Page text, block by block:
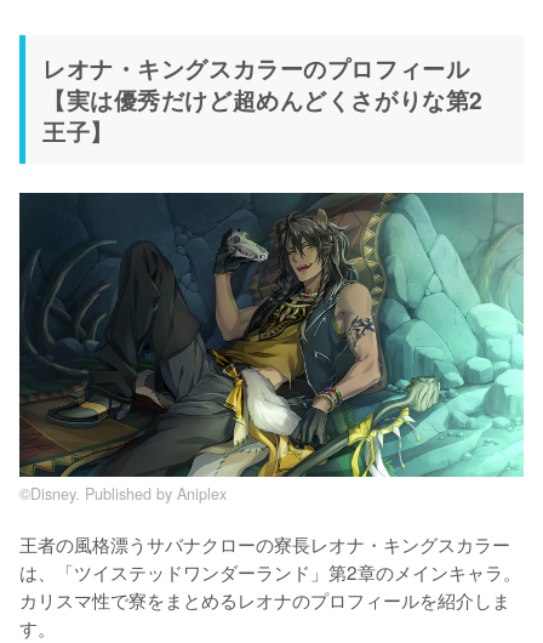
レオナ・キングスカラーのプロフィール
【実は優秀だけど超めんどくさがりな第2
王子】
©Disney. Published by Aniplex
王者の風格漂うサバナクローの寮長レオナ・キングスカラー
は、「ツイステッドワンダーランド」第2章のメインキャラ。
カリスマ性で寮をまとめるレオナのプロフィールを紹介しま
す。